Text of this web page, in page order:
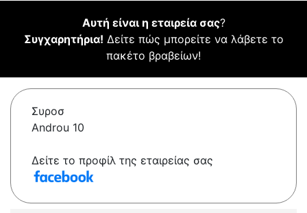
Αυτή είναι η εταιρεία σας?
Συγχαρητήρια! Δείτε πώς μπορείτε να λάβετε το
πακέτο βραβείων!
Συροσ
Androu 10
Δείτε το προφίλ της εταιρείας σας